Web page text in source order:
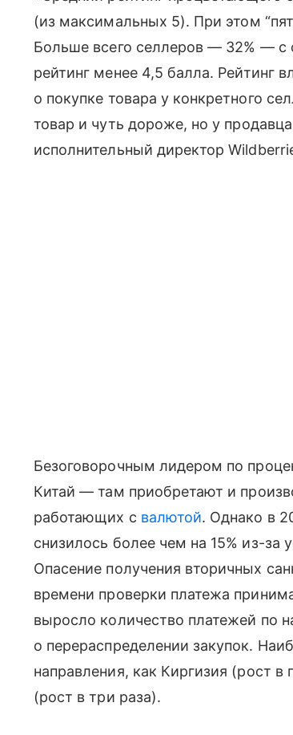
(из максимальных 5). При этом
Больше всего селлеров — 32% — с
рейтинг менее 4,5 балла. Рейтинг
о покупке товара у конкретного
товар и чуть дороже, но у
исполнительный директор
Безоговорочным лидером по
Китай — там приобретают и
работающих с валютой. Однако в
снизилось более чем на 15% из-за
Опасение получения вторичных
времени проверки платежа
выросло количество платежей по
о перераспределении закупок.
направления, как Киргизия (рост
(рост в три раза).